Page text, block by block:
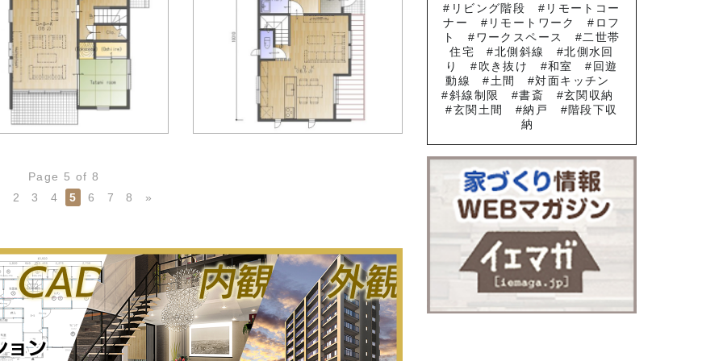
Page 5 of 8
2 3 4 5 6 7 8 »
リビング階段
リモートコー
ナー
リモートワーク
ロフ
ト
ワークスペース
二世帯
住宅
北側斜線
北側水回
り
吹き抜け 和室
回遊
動線
土間
対面キッチン
斜線制限
書斎
玄関収納
玄関土間
納戸
階段下収
納